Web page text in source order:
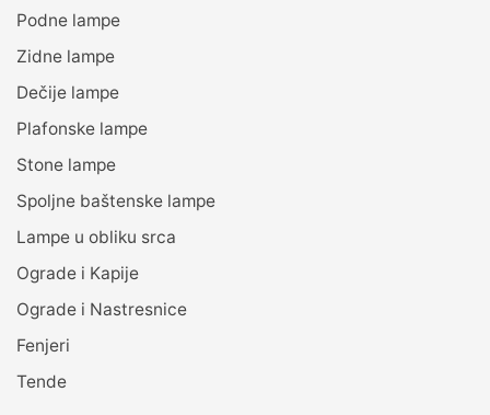
Podne lampe
Zidne lampe
Dečije lampe
Plafonske lampe
Stone lampe
Spoljne baštenske lampe
Lampe u obliku srca
Ograde i Kapije
Ograde i Nastresnice
Fenjeri
Tende